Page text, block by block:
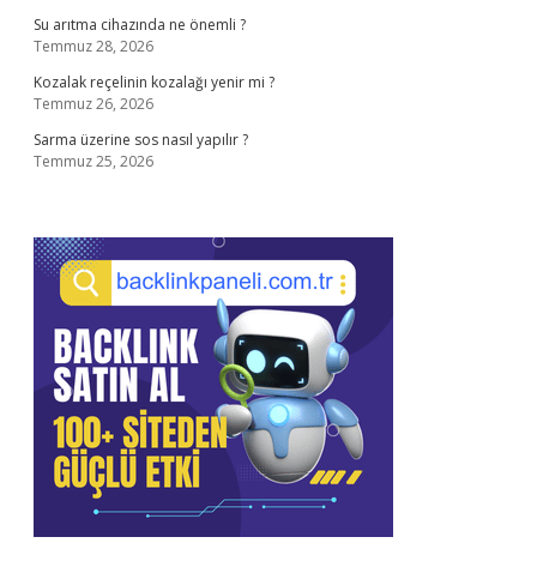
Su arıtma cihazında ne önemli ?
Temmuz 28, 2026
Kozalak reçelinin kozalağı yenir mi ?
Temmuz 26, 2026
Sarma üzerine sos nasıl yapılır ?
Temmuz 25, 2026